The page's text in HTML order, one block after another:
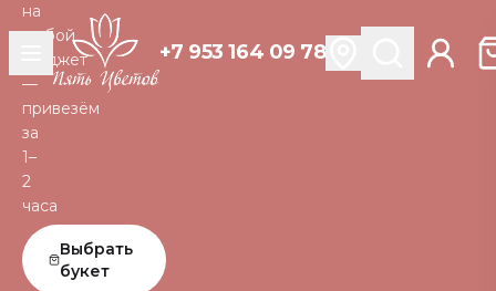
+7 953 164 09 78
на
любой
бюджет
—
привезём
за
1–
2
часа
Выбрать
букет